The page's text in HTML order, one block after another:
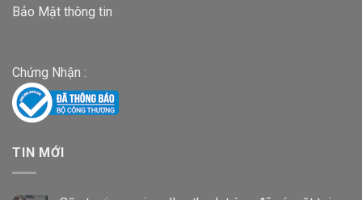
Bảo Mật thông tin
Chứng Nhận :
TIN MỚI